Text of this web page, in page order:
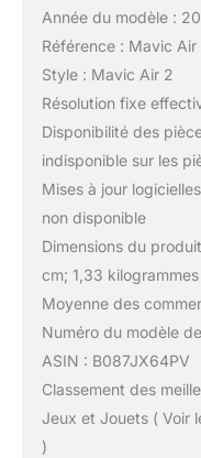
Année du modèle :
Référence : Mavic Air
Style : Mavic Air 2
Résolution fixe
Disponibilité des
indisponible sur les
Mises à jour
non disponible
Dimensions du
cm; 1,33 kilogrammes
Moyenne des
Numéro du modèle
ASIN : B087JX64PV
Classement des
Jeux et Jouets ( Voir
)